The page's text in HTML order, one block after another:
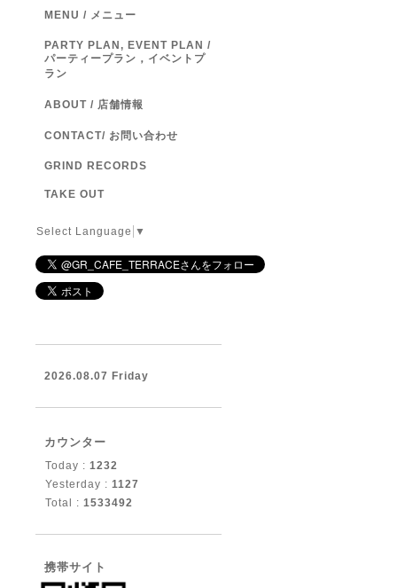
MENU / メニュー
PARTY PLAN, EVENT PLAN /
パーティープラン，イベントプ
ラン
ABOUT / 店舗情報
CONTACT/ お問い合わせ
GRIND RECORDS
TAKE OUT
Select Language ▼
2026.08.07 Friday
カウンター
Today : 1232
Yesterday : 1127
Total : 1533492
携帯サイト